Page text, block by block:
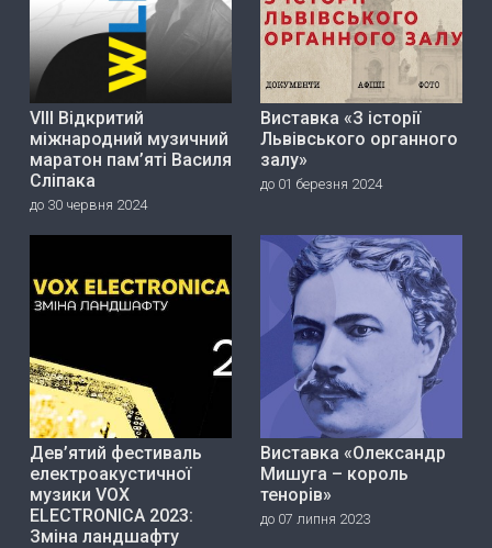
VIII Відкритий
міжнародний музичний
маратон пам’яті Василя
Сліпака
до 30 червня 2024
Виставка «З історії
Львівського органного
залу»
до 01 березня 2024
Дев’ятий фестиваль
електроакустичної
музики VOX
ELECTRONICA 2023:
Зміна ландшафту
Виставка «Олександр
Мишуга – король
тенорів»
до 07 липня 2023